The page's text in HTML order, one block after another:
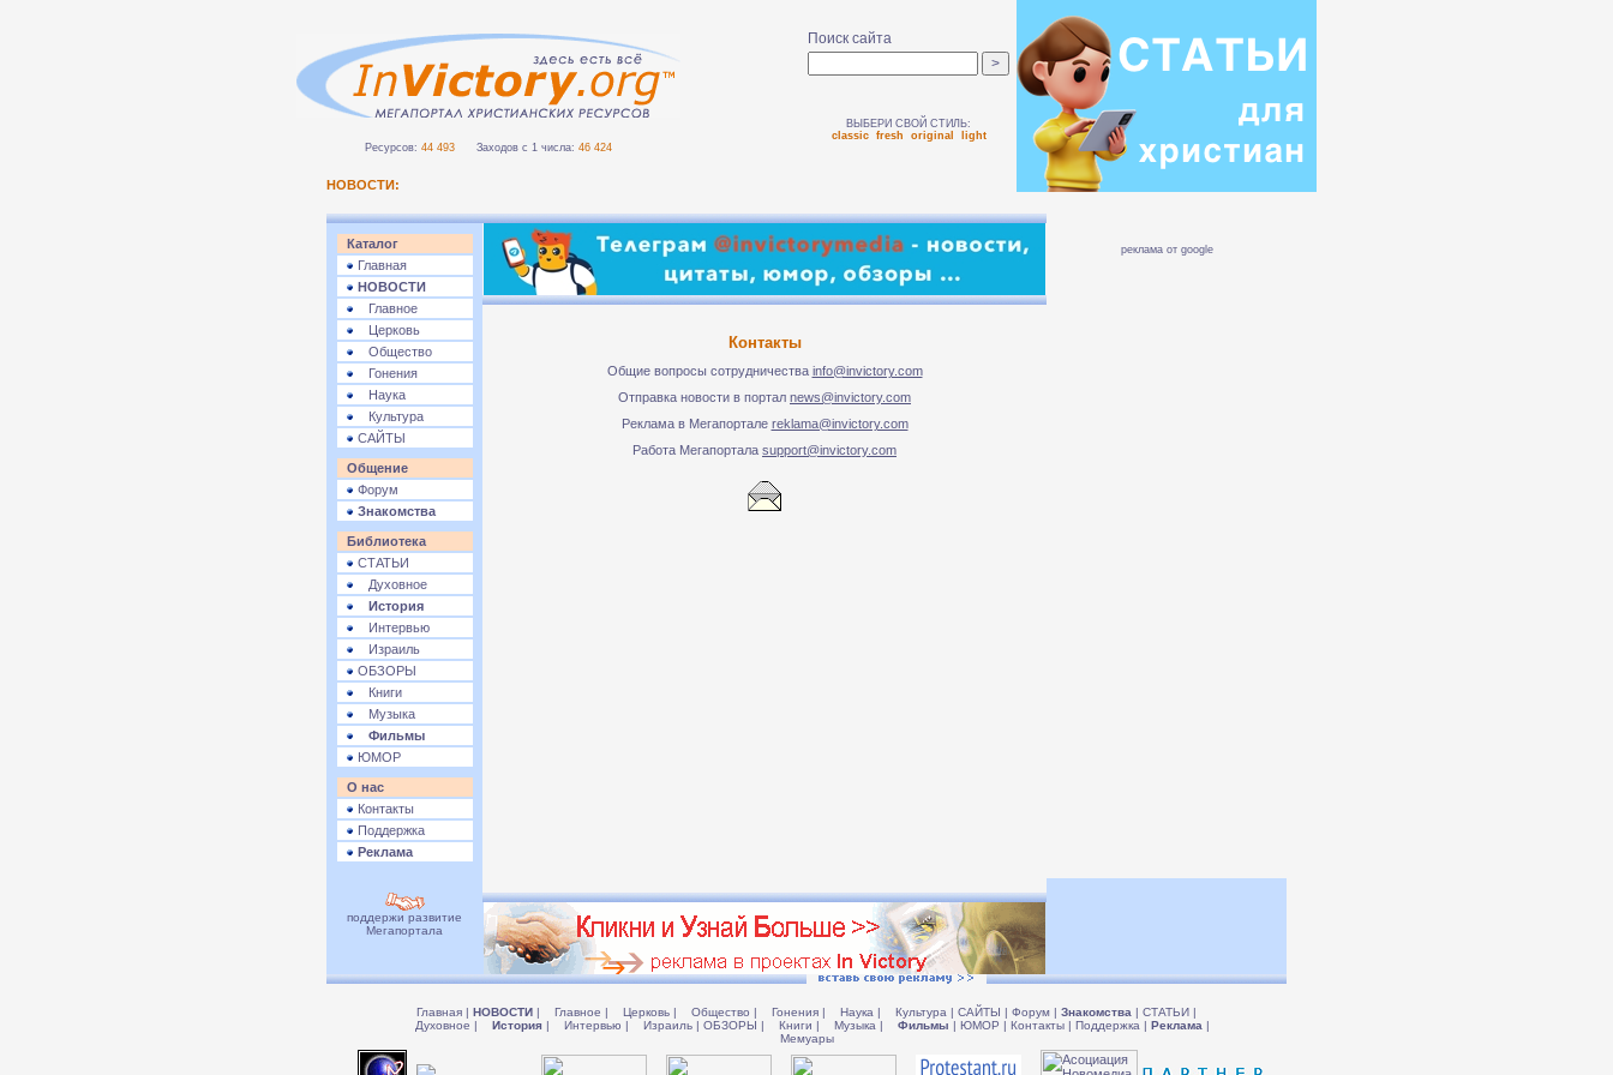
Ресурсов: 44 493 Заходов с 1 числа: 46 424
Поиск сайта
ВЫБЕРИ СВОЙ СТИЛЬ:
classic
fresh original light
НОВОСТИ:
Каталог
Главная
НОВОСТИ
Главное
Церковь
Общество
Гонения
Наука
Культура
САЙТЫ
Общение
Форум
Знакомства
Библиотека
СТАТЬИ
Духовное
История
Интервью
Израиль
ОБЗОРЫ
Книги
Музыка
Фильмы
ЮМОР
О нас
Контакты
Поддержка
Реклама
Контакты
Общие вопросы сотрудничества info@invictory.com
Отправка новости в портал news@invictory.com
Реклама в Мегапортале reklama@invictory.com
Работа Мегапортала support@invictory.com
реклама от google
поддержи развитие
Мегапортала
Главная | НОВОСТИ | Главное | Церковь | Общество | Гонения | Наука | Культура | САЙТЫ | Форум | Знакомства | СТАТЬИ |
Духовное | История | Интервью | Израиль | ОБЗОРЫ | Книги | Музыка | Фильмы | ЮМОР | Контакты | Поддержка | Реклама |
Мемуары